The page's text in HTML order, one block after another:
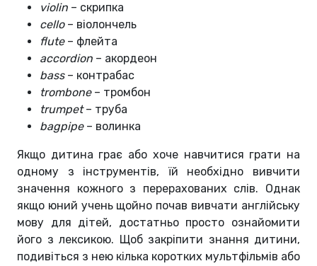
violin – скрипка
cello – віолончель
flute – флейта
accordion – акордеон
bass – контрабас
trombone – тромбон
trumpet– труба
bagpipe– волинка
Якщо дитина грає або хоче навчитися грати на
одному з інструментів, їй необхідно вивчити
значення кожного з перерахованих слів. Однак
якщо юний учень щойно почав вивчати англійську
мову для дітей, достатньо просто ознайомити
його з лексикою. Щоб закріпити знання дитини,
подивіться з нею кілька коротких мультфільмів або